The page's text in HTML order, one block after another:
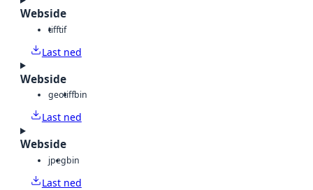
Webside
tifftif
Last ned
Webside
geotiffbin
Last ned
Webside
jpegbin
Last ned